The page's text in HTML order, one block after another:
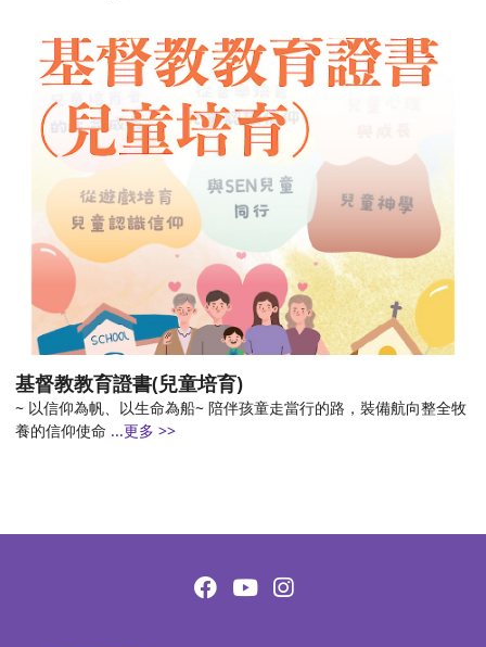
基督教教育證書(兒童培育)
~ 以信仰為帆、以生命為船~ 陪伴孩童走當行的路，裝備航向整全牧
養的信仰使命 ...更多 >>